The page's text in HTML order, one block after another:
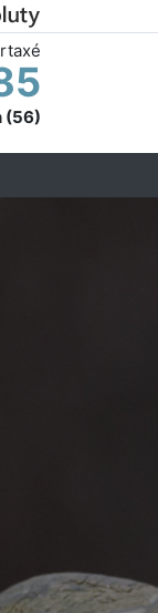
(56)